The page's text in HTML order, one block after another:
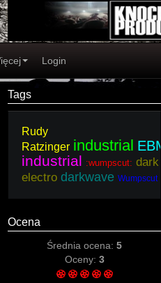
Login
Tags
Rudy
Ratzinger industrial EBM
industrial :wumpscut: dark
electro darkwave Wumpscut
Ocena
Średnia ocena: 5
Oceny: 3